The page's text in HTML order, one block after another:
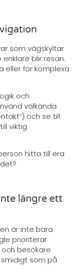
som vägskyltar
blir resan.
eller för komplexa
och
välkända
och se till
viktig
hitta till era
längre ett
är inte bara
prioriterar
besökare
som på